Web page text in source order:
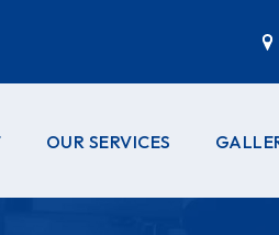
US
OUR SERVICES
AC-FRIDGE-